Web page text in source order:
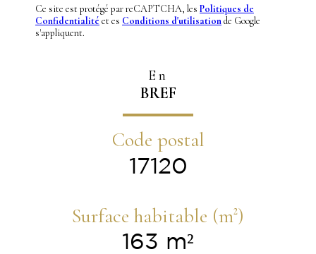
Ce site est protégé par reCAPTCHA, les Politiques de
Confidentialité et es Conditions d'utilisationde Google
s'appliquent.
En
BREF
Code postal
17120
Surface habitable (m²)
163 m²